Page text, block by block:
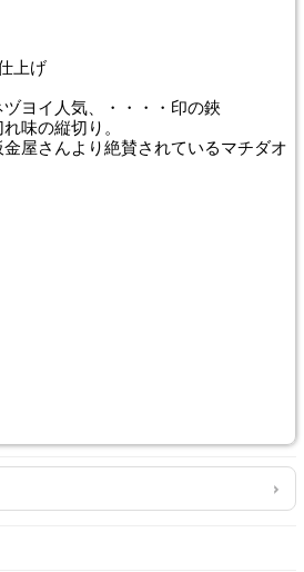
上げ
ヨイ人気、・・・・印の鋏
味の縦切り。
屋さんより絶賛されているマチダオ